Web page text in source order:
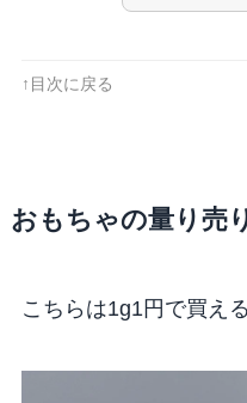
↑目次に戻る
おもちゃの量り売
こちらは1g1円で買え